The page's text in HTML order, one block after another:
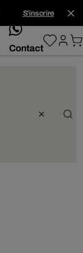
S'inscrire
whatsApp
Contact